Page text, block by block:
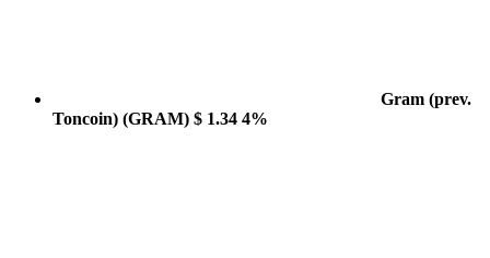
Gram (prev.
Toncoin) (GRAM) $ 1.34 4%